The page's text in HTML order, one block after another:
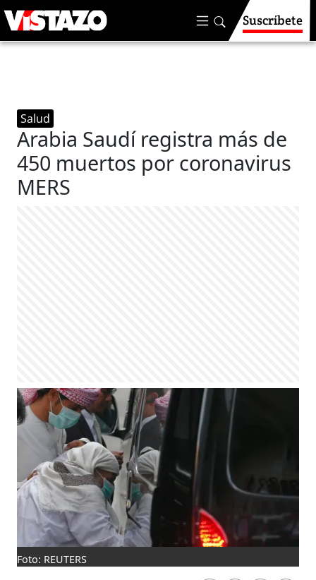
Suscríbete
Salud
Arabia Saudí registra más de
450 muertos por coronavirus
MERS
Foto: REUTERS